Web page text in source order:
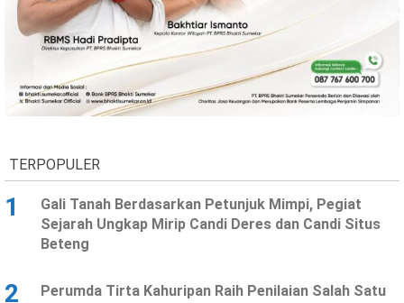
TERPOPULER
1
Gali Tanah Berdasarkan Petunjuk Mimpi, Pegiat
Sejarah Ungkap Mirip Candi Deres dan Candi Situs
Beteng
2
Perumda Tirta Kahuripan Raih Penilaian Salah Satu